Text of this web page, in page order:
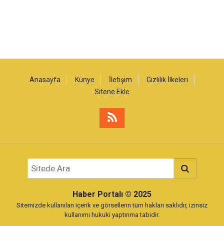
Anasayfa Künye İletişim
Gizlilik İlkeleri
Sitene Ekle
Haber Portalı © 2025
Sitemizde kullanılan içerik ve görsellerin tüm hakları saklıdır, izinsiz
kullanımı hukuki yaptırıma tabidir.